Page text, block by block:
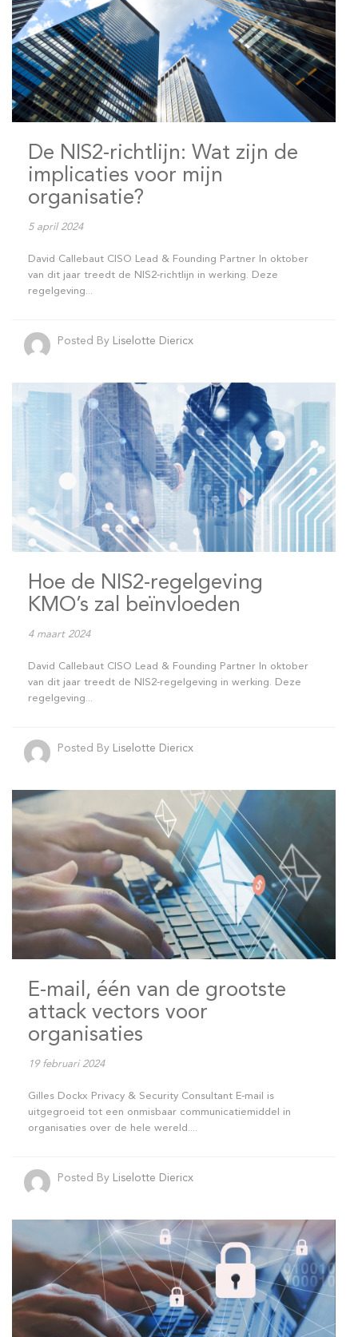
De NIS2-richtlijn: Wat zijn de
implicaties voor mijn
organisatie?
5 april 2024
David Callebaut CISO Lead & Founding Partner In oktober
van dit jaar treedt de NIS2-richtlijn in werking. Deze
regelgeving...
Posted By Liselotte Diericx
Hoe de NIS2-regelgeving
KMO’s zal beïnvloeden
4 maart 2024
David Callebaut CISO Lead & Founding Partner In oktober
van dit jaar treedt de NIS2-regelgeving in werking. Deze
regelgeving...
Posted By Liselotte Diericx
E-mail, één van de grootste
attack vectors voor
organisaties
19 februari 2024
Gilles Dockx Privacy & Security Consultant E-mail is
uitgegroeid tot een onmisbaar communicatiemiddel in
organisaties over de hele wereld....
Posted By Liselotte Diericx